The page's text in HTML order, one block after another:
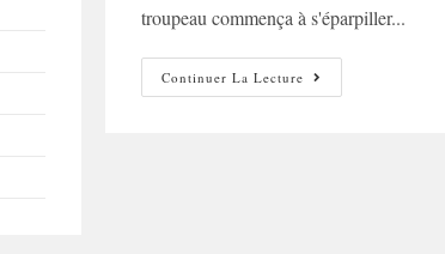
troupeau commença à s'éparpiller...
Continuer La Lecture Jeanne
: